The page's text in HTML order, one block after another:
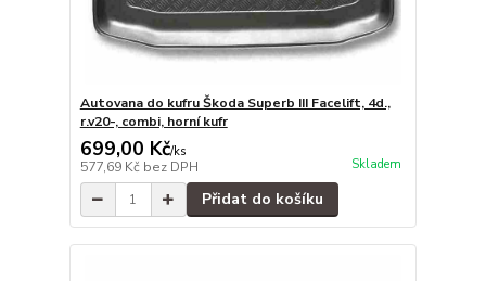
Autovana do kufru Škoda Superb III Facelift, 4d.,
r.v20-, combi, horní kufr
699,00 Kč/ks
577,69 Kč bez DPH Skladem
Přidat do košíku